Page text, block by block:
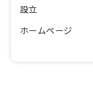
設立
ホームページ